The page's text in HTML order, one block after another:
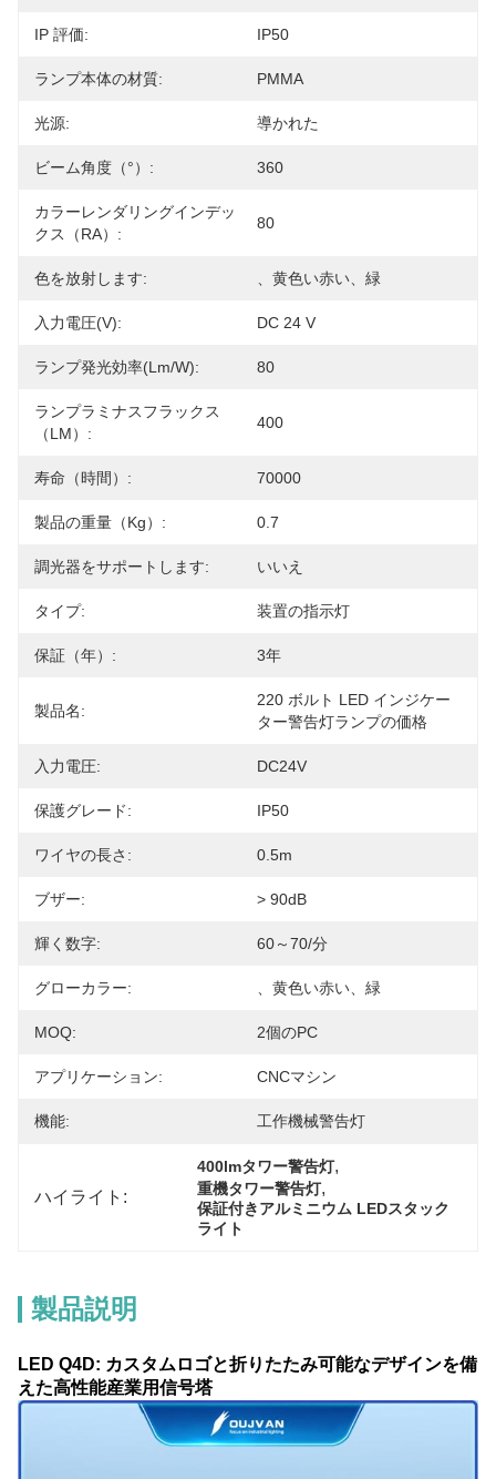
IP 評価: IP50
ランプ本体の材質: PMMA
光源: 導かれた
ビーム角度（°）: 360
カラーレンダリングインデッ
クス（RA）:
80
色を放射します: 、黄色い赤い、緑
入力電圧(V): DC 24 V
ランプ発光効率(lm/w): 80
ランプラミナスフラックス
（LM）:
400
寿命（時間）: 70000
製品の重量（kg）: 0.7
調光器をサポートします: いいえ
タイプ: 装置の指示灯
保証（年）: 3年
製品名:
220 ボルト LED インジケー
ター警告灯ランプの価格
入力電圧: DC24V
保護グレード: IP50
ワイヤの長さ: 0.5m
ブザー: > 90dB
輝く数字: 60～70/分
グローカラー: 、黄色い赤い、緑
MOQ: 2個のPC
アプリケーション: CNCマシン
機能: 工作機械警告灯
ハイライト:
400lmタワー警告灯,
重機タワー警告灯,
保証付きアルミニウム LEDスタック
ライト
製品説明
LED Q4D: カスタムロゴと折りたたみ可能なデザインを備
えた高性能産業用信号塔